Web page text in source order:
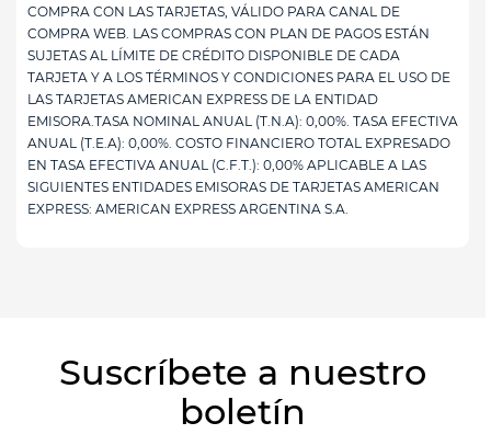
COMPRA CON LAS TARJETAS, VÁLIDO PARA CANAL DE
COMPRA WEB. LAS COMPRAS CON PLAN DE PAGOS ESTÁN
SUJETAS AL LÍMITE DE CRÉDITO DISPONIBLE DE CADA
TARJETA Y A LOS TÉRMINOS Y CONDICIONES PARA EL USO DE
LAS TARJETAS AMERICAN EXPRESS DE LA ENTIDAD
EMISORA.TASA NOMINAL ANUAL (T.N.A): 0,00%. TASA EFECTIVA
ANUAL (T.E.A): 0,00%. COSTO FINANCIERO TOTAL EXPRESADO
EN TASA EFECTIVA ANUAL (C.F.T.): 0,00% APLICABLE A LAS
SIGUIENTES ENTIDADES EMISORAS DE TARJETAS AMERICAN
EXPRESS: AMERICAN EXPRESS ARGENTINA S.A.
Suscríbete a nuestro
boletín